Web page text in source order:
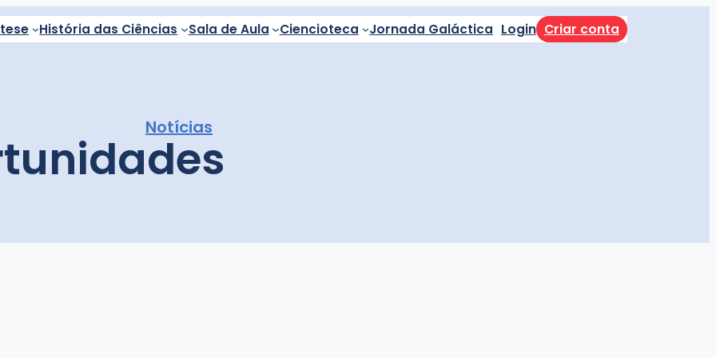
História das Ciências Sala de Aula Ciencioteca Jornada Galáctica Login Criar conta
Notícias